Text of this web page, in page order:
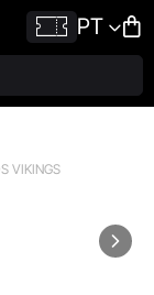
PT
VIKINGS